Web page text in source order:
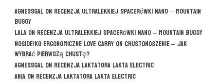
agnessgal on Recenzja ultralekkiej spacerówki Nano – Mountain
Buggy
Lala on Recenzja ultralekkiej spacerówki Nano – Mountain Buggy
Nosidełko ergonomiczne Love Carry on CHUSTONOSZENIE – jak
wybrać pierwszą chustę?
agnessgal on Recenzja laktatora Lakta Electric
Ania on Recenzja laktatora Lakta Electric